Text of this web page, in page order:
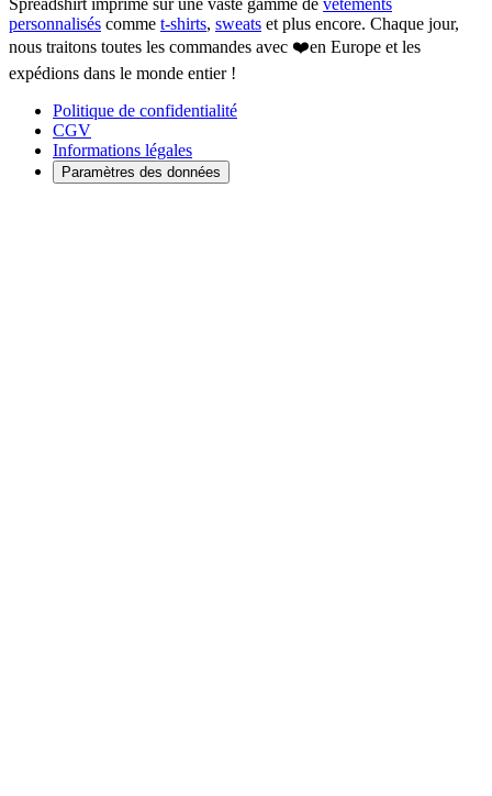
Spreadshirt imprime sur une vaste gamme de vêtements
personnalisés comme t-shirts, sweats et plus encore. Chaque jour,
nous traitons toutes les commandes avec ❤️en Europe et les
expédions dans le monde entier !
Politique de confidentialité
CGV
Informations légales
Paramètres des données